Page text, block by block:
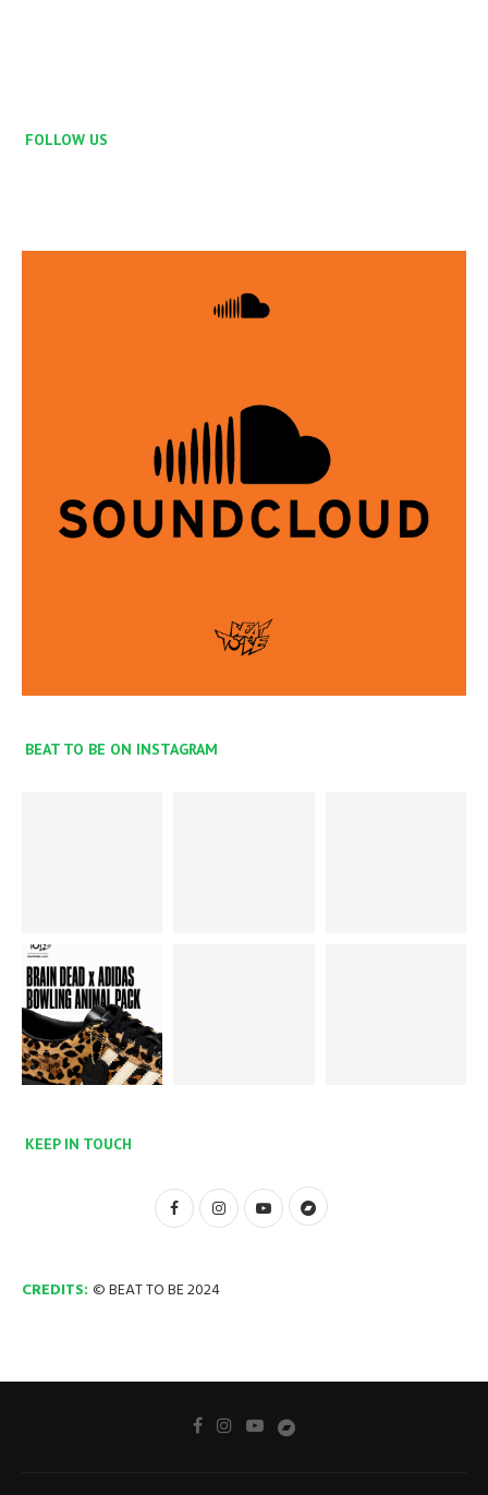
FOLLOW US
BEAT TO BE ON INSTAGRAM
KEEP IN TOUCH
CREDITS: © BEAT TO BE 2024